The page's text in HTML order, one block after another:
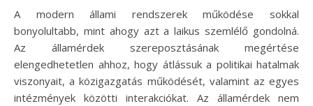
A modern állami rendszerek működése sokkal
bonyolultabb, mint ahogy azt a laikus szemlélő gondolná.
Az államérdek szereposztásának megértése
elengedhetetlen ahhoz, hogy átlássuk a politikai hatalmak
viszonyait, a közigazgatás működését, valamint az egyes
intézmények közötti interakciókat. Az államérdek nem